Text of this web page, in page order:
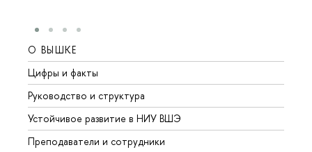
О ВЫШКЕ
Цифры и факты
Руководство и структура
Устойчивое развитие в НИУ ВШЭ
Преподаватели и сотрудники